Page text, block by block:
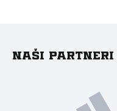
Naši partneri